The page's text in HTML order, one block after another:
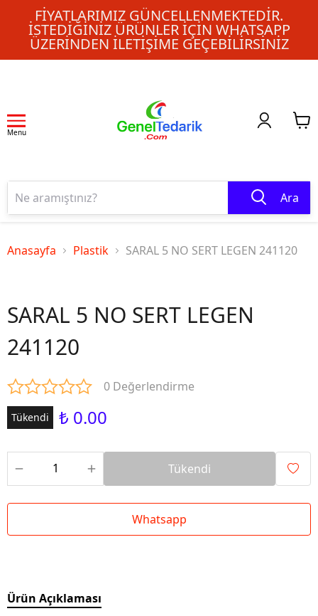
FIYATLARIMIZ GÜNCELLENMEKTEDIR.
İSTEDIĞINIZ ÜRÜNLER IÇIN WHATSAPP
ÜZERINDEN ILETIŞIME GEÇEBILIRSINIZ
Menu
Ara
Anasayfa Plastik SARAL 5 NO SERT LEGEN 241120
SARAL 5 NO SERT LEGEN
241120
0 Değerlendirme
Tükendi ₺ 0.00
Tükendi
Whatsapp
Ürün Açıklaması